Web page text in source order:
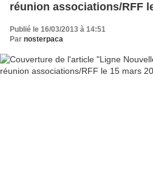
réunion associations/RFF
Publié le 16/03/2013 à 14:51
Par nosterpaca